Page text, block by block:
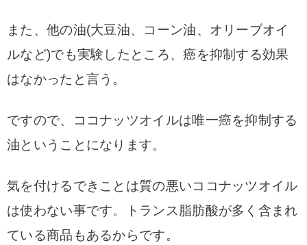
また、他の油(大豆油、コーン油、オリーブオイ
ルなど)でも実験したところ、癌を抑制する効果
はなかったと言う。
ですので、ココナッツオイルは唯一癌を抑制する
油ということになります。
気を付けるできことは質の悪いココナッツオイル
は使わない事です。トランス脂肪酸が多く含まれ
ている商品もあるからです。